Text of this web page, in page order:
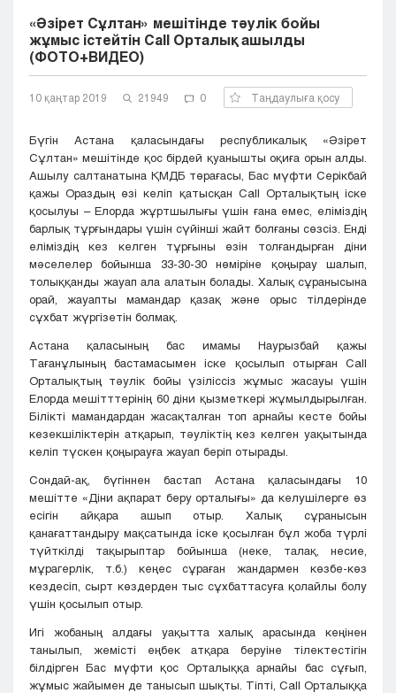
Кокшетау
Костанай
Кызылорда
Павлодар
Семей
Талдыкорган
Тараз
Туркестан
Уральск
Усть-Каменогорск
Шымкент
«Әзірет Сұлтан» мешітінде тәулік бойы
жұмыс істейтін Call Орталық ашылды
(ФОТО+ВИДЕО)
10 қаңтар 2019 21949 0 Таңдаулыға қосу
Бүгін Астана қаласындағы республикалық «Әзірет
Сұлтан» мешітінде қос бірдей қуанышты оқиға орын алды.
Ашылу салтанатына ҚМДБ төрағасы, Бас мүфти Серікбай
қажы Ораздың өзі келіп қатысқан Call Орталықтың іске
қосылуы – Елорда жұртшылығы үшін ғана емес, еліміздің
барлық тұрғындары үшін сүйінші жайт болғаны сөзсіз. Енді
еліміздің кез келген тұрғыны өзін толғандырған діни
мәселелер бойынша 33-30-30 нөміріне қоңырау шалып,
толыққанды жауап ала алатын болады. Халық сұранысына
орай, жауапты мамандар қазақ және орыс тілдерінде
сұхбат жүргізетін болмақ.
Астана қаласының бас имамы Наурызбай қажы
Тағанұлының бастамасымен іске қосылып отырған Call
Орталықтың тәулік бойы үзіліссіз жұмыс жасауы үшін
Елорда мешітттерінің 60 діни қызметкері жұмылдырылған.
Білікті мамандардан жасақталған топ арнайы кесте бойы
кезекшіліктерін атқарып, тәуліктің кез келген уақытында
келіп түскен қоңырауға жауап беріп отырады.
Сондай-ақ, бүгіннен бастап Астана қаласындағы 10
мешітте «Діни ақпарат беру орталығы» да келушілерге өз
есігін айқара ашып отыр. Халық сұранысын
қанағаттандыру мақсатында іске қосылған бұл жоба түрлі
түйткілді тақырыптар бойынша (неке, талақ, несие,
мұрагерлік, т.б.) кеңес сұраған жандармен көзбе-көз
кездесіп, сырт көздерден тыс сұхбаттасуға қолайлы болу
үшін қосылып отыр.
Игі жобаның алдағы уақытта халық арасында кеңінен
танылып, жемісті еңбек атқара беруіне тілектестігін
білдірген Бас мүфти қос Орталыққа арнайы бас сұғып,
жұмыс жайымен де танысып шықты. Тіпті, Call Орталыққа